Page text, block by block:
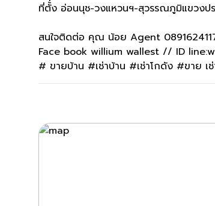
ที่ตั้่ง อ่อนนุช-วงแหวนฯ-สุวรรณภูมิแขวงปร
สนใจติดต่อ คุณ น้อย Agent
Face book willium wallest // ID
# ขายบ้าน #เช่าบ้าน #เช่าโกดัง #ขาย เ